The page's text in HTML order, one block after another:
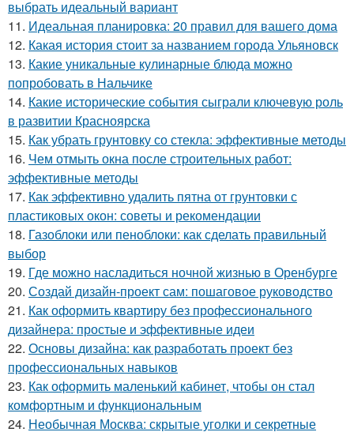
выбрать идеальный вариант
11. Идеальная планировка: 20 правил для вашего дома
12. Какая история стоит за названием города Ульяновск
13. Какие уникальные кулинарные блюда можно
попробовать в Нальчике
14. Какие исторические события сыграли ключевую роль
в развитии Красноярска
15. Как убрать грунтовку со стекла: эффективные методы
16. Чем отмыть окна после строительных работ:
эффективные методы
17. Как эффективно удалить пятна от грунтовки с
пластиковых окон: советы и рекомендации
18. Газоблоки или пеноблоки: как сделать правильный
выбор
19. Где можно насладиться ночной жизнью в Оренбурге
20. Создай дизайн-проект сам: пошаговое руководство
21. Как оформить квартиру без профессионального
дизайнера: простые и эффективные идеи
22. Основы дизайна: как разработать проект без
профессиональных навыков
23. Как оформить маленький кабинет, чтобы он стал
комфортным и функциональным
24. Необычная Москва: скрытые уголки и секретные